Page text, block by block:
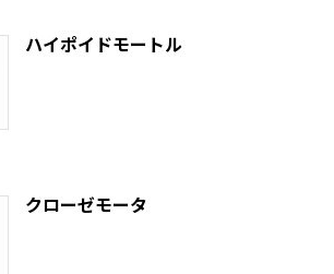
ハイポイドモートル
クローゼモータ